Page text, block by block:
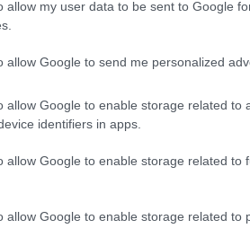
allow my user data to be sent to Google
allow Google to send me personalized
allow Google to enable storage related to
identifiers in apps.
allow Google to enable storage related to
allow Google to enable storage related to